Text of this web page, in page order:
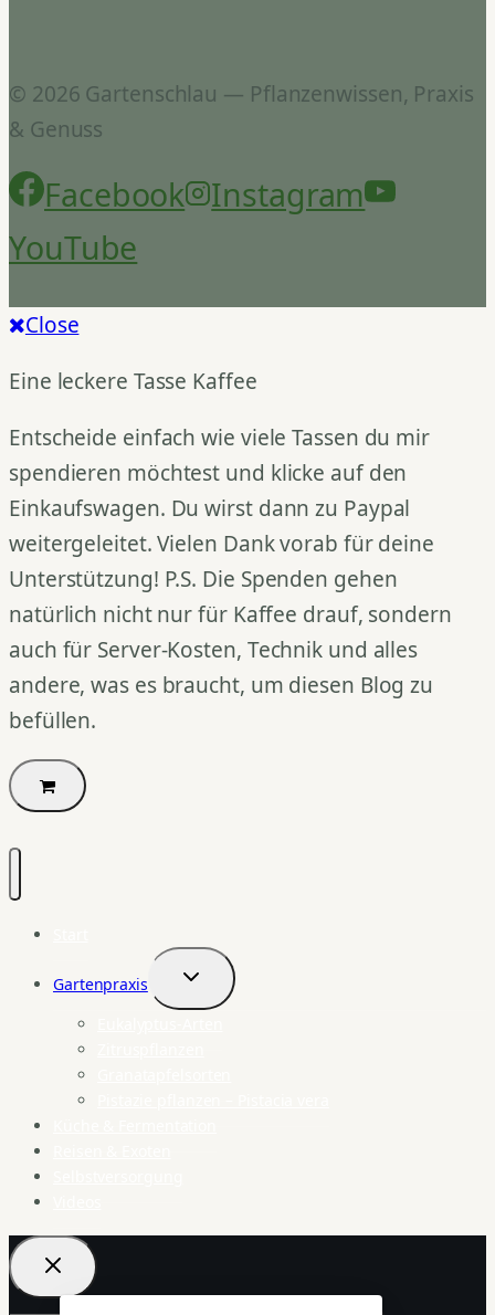
© 2026 Gartenschlau — Pflanzenwissen, Praxis
& Genuss
Facebook
Instagram
YouTube
Close
Eine leckere Tasse Kaffee
Entscheide einfach wie viele Tassen du mir
spendieren möchtest und klicke auf den
Einkaufswagen. Du wirst dann zu Paypal
weitergeleitet. Vielen Dank vorab für deine
Unterstützung! P.S. Die Spenden gehen
natürlich nicht nur für Kaffee drauf, sondern
auch für Server-Kosten, Technik und alles
andere, was es braucht, um diesen Blog zu
befüllen.
Gartenpraxis
Untermenü
umschalten